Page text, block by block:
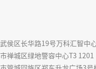
侯区长华路19号万科汇智中
禅城区绿地警容中心T3 1201